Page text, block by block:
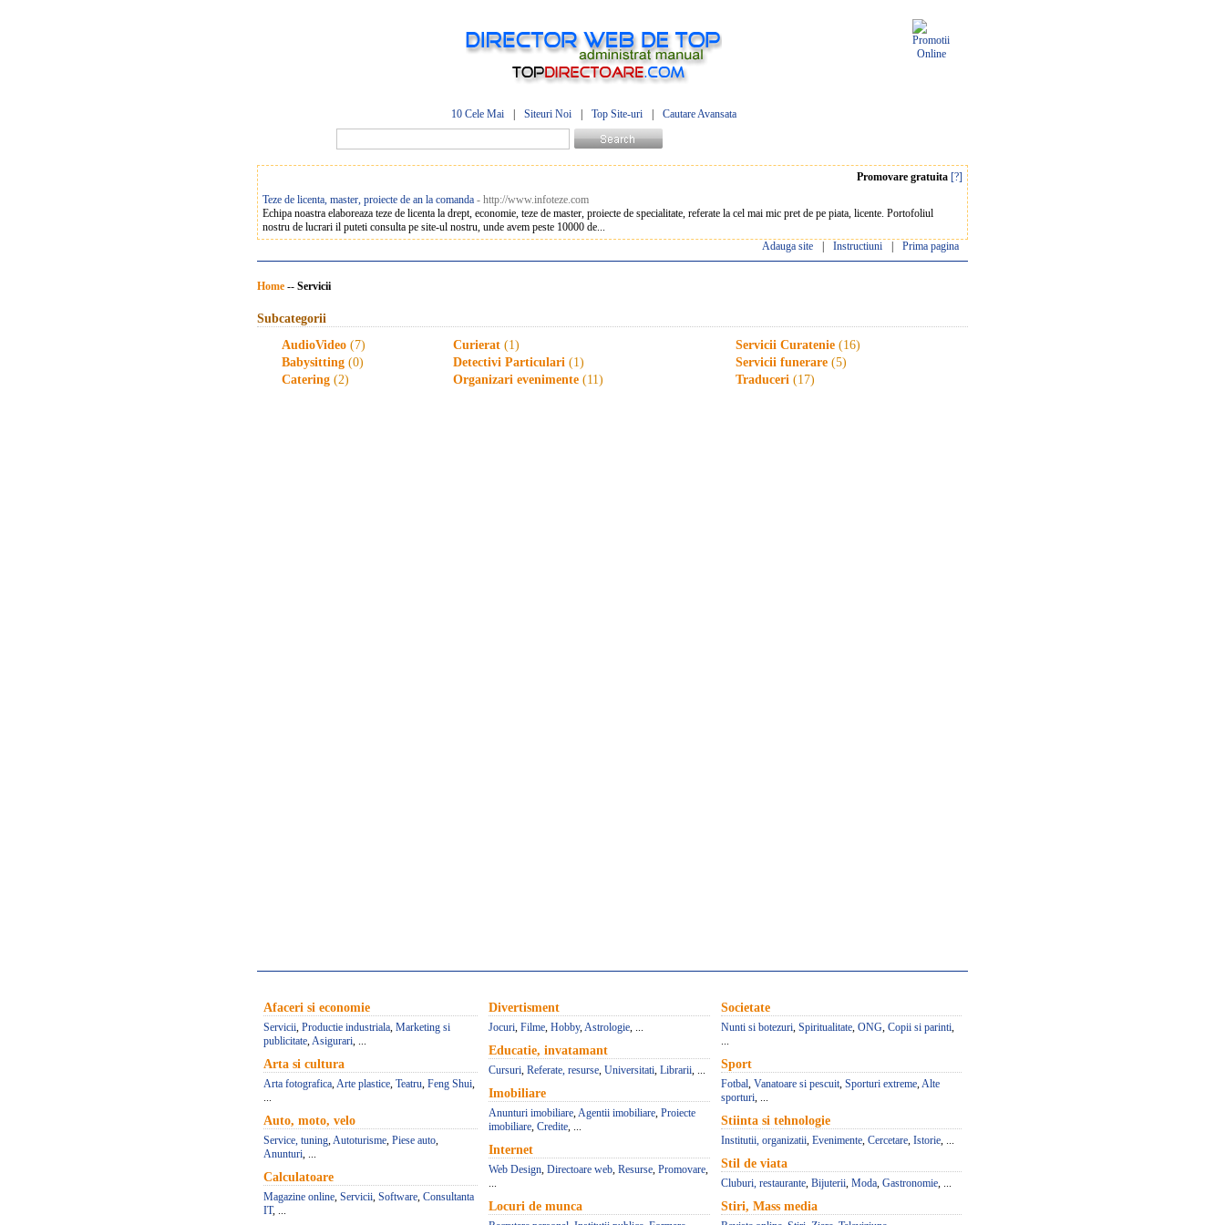
10 Cele Mai Siteuri Noi Top Site-uri Cautare Avansata
Promovare gratuita [?]
Teze de licenta, master, proiecte de an la comanda - http://www.infoteze.com
Echipa noastra elaboreaza teze de licenta la drept, economie, teze de master, proiecte de specialitate, referate la cel mai mic pret de pe piata, licente. Portofoliul
nostru de lucrari il puteti consulta pe site-ul nostru, unde avem peste 10000 de...
Adauga site
Instructiuni Prima pagina
Home -- Servicii
Subcategorii
AudioVideo (7)
Babysitting (0)
Catering (2)
Curierat (1)
Detectivi Particulari (1)
Organizari evenimente (11)
Servicii Curatenie (16)
Servicii funerare (5)
Traduceri (17)
Afaceri si economie
Servicii, Productie industriala, Marketing si
publicitate,Asigurari, ...
Arta si cultura
Arta fotografica,Arte plastice, Teatru, Feng Shui,
...
Auto, moto, velo
Service, tuning,Autoturisme, Piese auto,
Anunturi, ...
Calculatoare
Magazine online, Servicii, Software, Consultanta
IT, ...
Divertisment
Jocuri, Filme, Hobby,Astrologie, ...
Educatie, invatamant
Cursuri, Referate, resurse, Universitati, Librarii, ...
Imobiliare
Anunturi imobiliare,Agentii imobiliare, Proiecte
imobiliare, Credite, ...
Internet
Web Design, Directoare web, Resurse, Promovare,
...
Locuri de munca
Societate
Nunti si botezuri, Spiritualitate, ONG, Copii si parinti,
...
Sport
Fotbal, Vanatoare si pescuit, Sporturi extreme,Alte
sporturi, ...
Stiinta si tehnologie
Institutii, organizatii, Evenimente, Cercetare, Istorie, ...
Stil de viata
Cluburi, restaurante, Bijuterii, Moda, Gastronomie, ...
Stiri, Mass media